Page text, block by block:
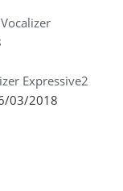
Expressive2
03/2018